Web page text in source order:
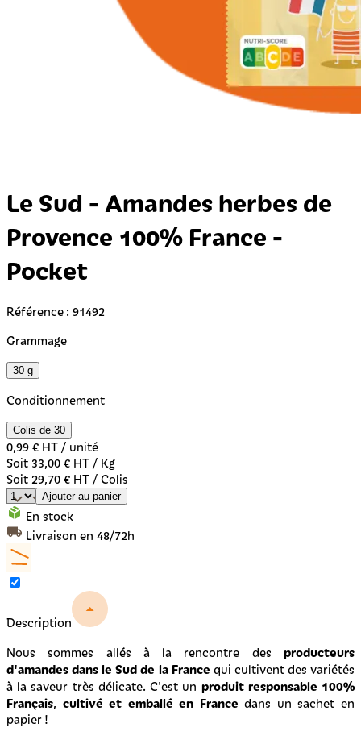
Le Sud - Amandes herbes de
Provence 100% France -
Pocket
Référence : 91492
Grammage
30 g
Conditionnement
Colis de 30
0,99 € HT / unité
Soit 33,00 € HT / Kg
Soit 29,70 € HT / Colis
Ajouter au panier
En stock
Livraison en 48/72h
Description
Nous sommes allés à la rencontre des producteurs
d'amandes dans le Sud de la France qui cultivent des variétés
à la saveur très délicate. C'est un produit responsable 100%
Français, cultivé et emballé en Francedans un sachet en
papier !